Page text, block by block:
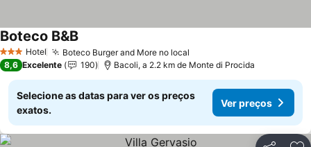
3 EstrelasHotel Boteco Burger and More no local
Boteco B&BVer preços
8,6 Excelente 190 Bacoli, a 2.2 km de Monte di Procida
Selecione as datas para ver os preços
exatos.
Ver preços